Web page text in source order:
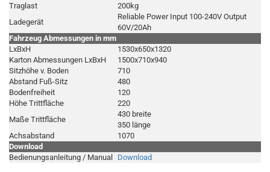
Traglast
200kg
Ladegerät
Reliable Power Input 100-240V Output
60V/20Ah
Fahrzeug Abmessungen in mm
LxBxH
1530x650x1320
Karton Abmessungen LxBxH
1500x710x940
Sitzhöhe v. Boden
710
Abstand Fuß-Sitz
480
Bodenfreiheit
120
Höhe Trittfläche
220
Maße Trittfläche
430 breite
350 länge
Achsabstand
1070
Download
Bedienungsanleitung / Manual
Download